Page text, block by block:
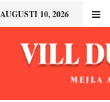
AUGUSTI 10, 2026